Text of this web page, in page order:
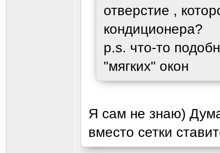
отверстие ,
кондиционера?
p.s. что-то
"мягких" окон
Я сам не знаю)
вместо сетки